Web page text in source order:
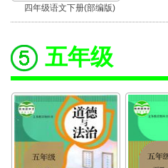
四年级语文下册(部编版)
五年级